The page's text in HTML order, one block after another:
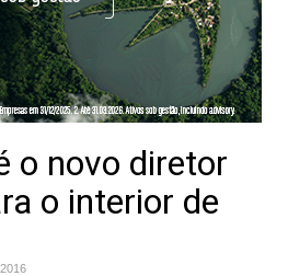
o novo diretor
o interior de